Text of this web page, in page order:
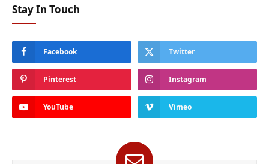
Stay In Touch
Facebook Twitter
Pinterest Instagram
YouTube Vimeo